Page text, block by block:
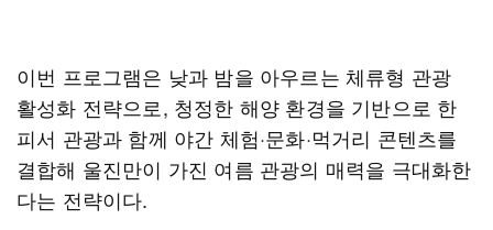
이번 프로그램은 낮과 밤을 아우르는 체류형 관광
활성화 전략으로, 청정한 해양 환경을 기반으로 한
피서 관광과 함께 야간 체험·문화·먹거리 콘텐츠를
결합해 울진만이 가진 여름 관광의 매력을 극대화한
다는 전략이다.